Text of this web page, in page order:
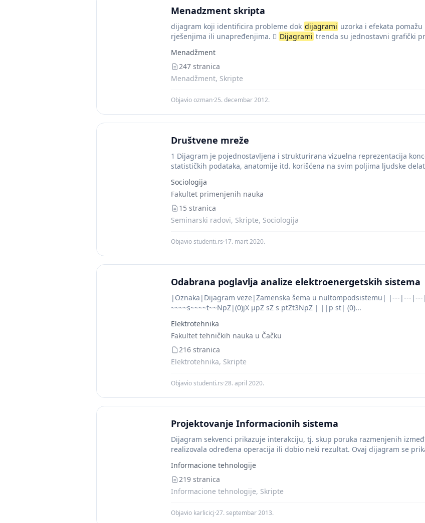
Menadzment skripta
dijagram koji identificira probleme dok dijagrami uzorka i efekata
rješenjima ili unapređenjima.  Dijagrami trenda su jednostavni grafički
Menadžment
247 stranica
Menadžment, Skripte
Objavio ozman·25. decembar 2012.
Društvene mreže
1 Dijagram je pojednostavljena i strukturirana vizuelna reprezentacija
statističkih podataka, anatomije itd. korišćena na svim poljima ljudske
Sociologija
Fakultet primenjenih nauka
15 stranica
Seminarski radovi, Skripte, Sociologija
Objavio studenti.rs·17. mart 2020.
Odabrana poglavlja analize elektroenergetskih sistema
|Oznaka|Dijagram veze|Zamenska šema u nultompodsistemu| |---|---
~~~~s~~~~t~~NpZ|(0)jX µpZ sZ s ptZt3NpZ | ||p st| (0)...
Elektrotehnika
Fakultet tehničkih nauka u Čačku
216 stranica
Elektrotehnika, Skripte
Objavio studenti.rs·28. april 2020.
Projektovanje Informacionih sistema
Dijagram sekvenci prikazuje interakciju, tj. skup poruka razmenjenih
realizovala određena operacija ili dobio neki rezultat. Ovaj dijagram se
Informacione tehnologije
219 stranica
Informacione tehnologije, Skripte
Objavio karlicicj·27. septembar 2013.